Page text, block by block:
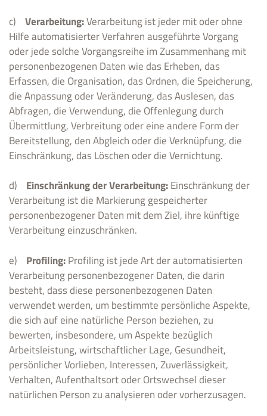
c) Verarbeitung:Verarbeitung ist jeder mit oder ohne
Hilfe automatisierter Verfahren ausgeführte Vorgang
oder jede solche Vorgangsreihe im Zusammenhang mit
personenbezogenen Daten wie das Erheben, das
Erfassen, die Organisation, das Ordnen, die Speicherung,
die Anpassung oder Veränderung, das Auslesen, das
Abfragen, die Verwendung, die Offenlegung durch
Übermittlung, Verbreitung oder eine andere Form der
Bereitstellung, den Abgleich oder die Verknüpfung, die
Einschränkung, das Löschen oder die Vernichtung.
d) Einschränkung der Verarbeitung:Einschränkung der
Verarbeitung ist die Markierung gespeicherter
personenbezogener Daten mit dem Ziel, ihre künftige
Verarbeitung einzuschränken.
e) Profiling:Profiling ist jede Art der automatisierten
Verarbeitung personenbezogener Daten, die darin
besteht, dass diese personenbezogenen Daten
verwendet werden, um bestimmte persönliche Aspekte,
die sich auf eine natürliche Person beziehen, zu
bewerten, insbesondere, um Aspekte bezüglich
Arbeitsleistung, wirtschaftlicher Lage, Gesundheit,
persönlicher Vorlieben, Interessen, Zuverlässigkeit,
Verhalten, Aufenthaltsort oder Ortswechsel dieser
natürlichen Person zu analysieren oder vorherzusagen.